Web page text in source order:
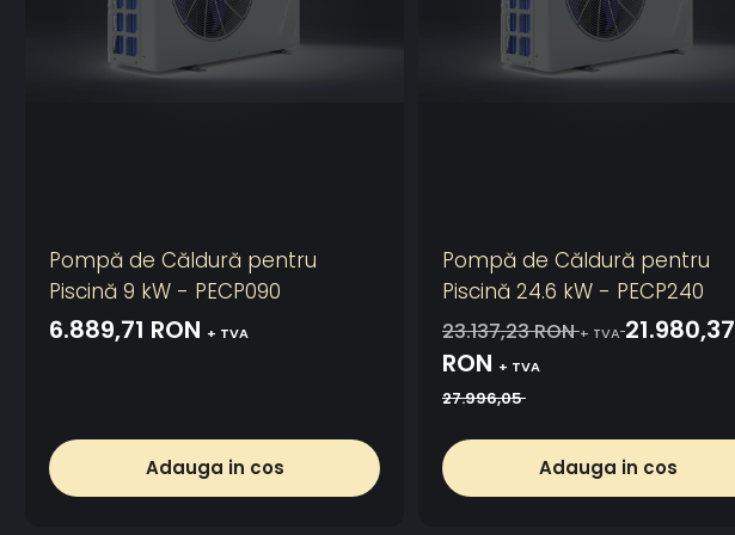
Pompă de Căldură pentru
Piscină 9 kW - PECP090
6.889,71 RON + TVA
Adauga in cos
Pompă de Căldură pentru
Piscină 24.6 kW - PECP240
23.137,23 RON+ TVA 21.980,37
RON + TVA
27.996,05
Adauga in cos